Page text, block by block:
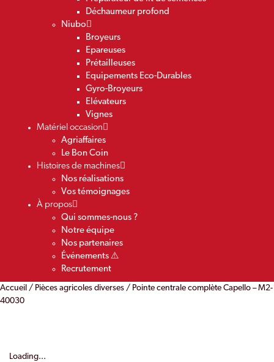
Déchaumeur profond
Niubo
Broyeurs
Epareuses
Prétailleuses
Equipements Eco-Durables
Gyro-Broyeurs
Elévateurs
Vignes
Matériel occasion
Agriaffaires
Le Bon Coin
Histoires de machines
Nos réalisations
Vos témoignages
À propos
Qui sommes-nous ?
Notre équipe
Nos partenaires
Événements ⚠️
Recrutement
Accueil / Pièces agricoles diverses / Pointe centrale complète Capello – M2-
40030
Loading...